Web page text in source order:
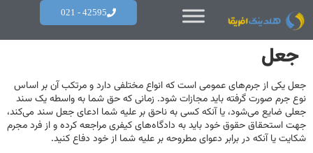
42595 - 021
جعل
جعل یکی از جرم‌های عمومی است که انواع مختلفی دارد و مرتکب آن بر اساس
نوع جرم صورت گرفته باید مجازات شود. زمانی که حق شما به واسطه یک سند
جعلی ضایع می‌شود، یا آنکه کسی به ناحق بر علیه شما ادعای جعل سند می‌کند،
جهت استحقاق حقوق خود باید به دادگاه‌های کیفری مراجعه کرده و از فرد مجرم
شکایت یا آنکه در برابر دعوای مطروحه بر علیه شما از خود دفاع کنید.